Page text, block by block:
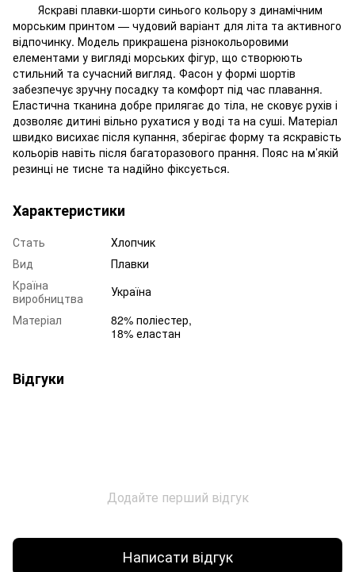
Яскраві плавки-шорти синього кольору з динамічним
морським принтом — чудовий варіант для літа та активного
відпочинку. Модель прикрашена різнокольоровими
елементами у вигляді морських фігур, що створюють
стильний та сучасний вигляд. Фасон у формі шортів
забезпечує зручну посадку та комфорт під час плавання.
Еластична тканина добре прилягає до тіла, не сковує рухів і
дозволяє дитині вільно рухатися у воді та на суші. Матеріал
швидко висихає після купання, зберігає форму та яскравість
кольорів навіть після багаторазового прання. Пояс на м’якій
резинці не тисне та надійно фіксується.
Характеристики
Стать
Хлопчик
Вид
Плавки
Країна
виробництва
Україна
Матеріал
82% поліестер,
18% еластан
Відгуки
Додайте перший відгук
Написати відгук